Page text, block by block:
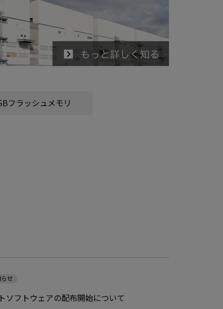
フラッシュメモリ
ソフトウェアの配布開始について
せ